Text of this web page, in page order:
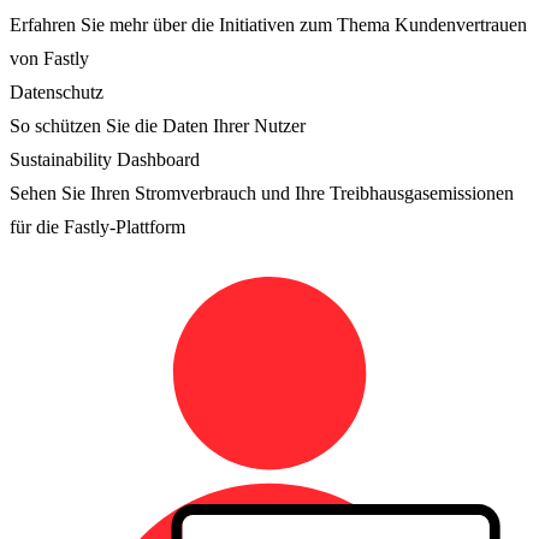
Erfahren Sie mehr über die Initiativen zum Thema Kundenvertrauen
von Fastly
Datenschutz
So schützen Sie die Daten Ihrer Nutzer
Sustainability Dashboard
Sehen Sie Ihren Stromverbrauch und Ihre Treibhausgasemissionen
für die Fastly-Plattform